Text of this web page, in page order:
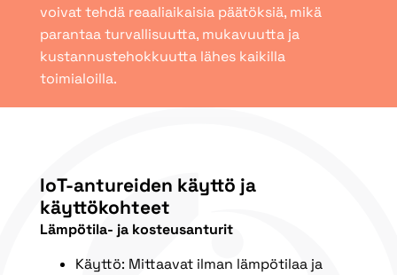
voivat tehdä reaaliaikaisia päätöksiä, mikä
parantaa turvallisuutta, mukavuutta ja
kustannustehokkuutta lähes kaikilla
toimialoilla.
IoT-antureiden käyttö ja
käyttökohteet
Lämpötila- ja kosteusanturit
Käyttö: Mittaavat ilman lämpötilaa ja